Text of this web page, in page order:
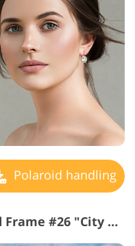
Polaroid handling
Photoshop Action Polaroid Frame #26 "City View"